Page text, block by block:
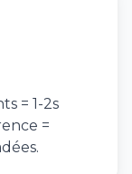
= 1-2s
=